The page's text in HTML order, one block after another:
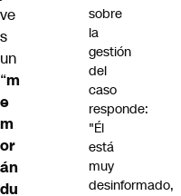
ve
s
un
“m
e
m
or
án
du
sobre
la
gestión
del
caso
responde:
"Él
está
muy
desinformado,